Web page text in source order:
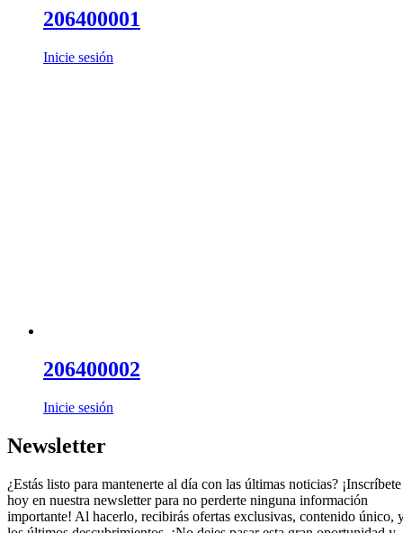
206400001
Inicie sesión
206400002
Inicie sesión
Newsletter
¿Estás listo para mantenerte al día con las últimas noticias? ¡Inscríbete
hoy en nuestra newsletter para no perderte ninguna información
importante! Al hacerlo, recibirás ofertas exclusivas, contenido único,